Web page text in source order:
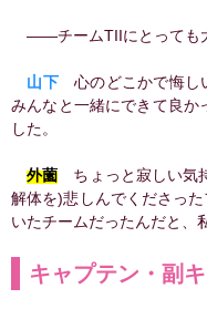
――チームTIIにとっても
山下心のどこかで悔し
みんなと一緒にできて良か
した。
外薗 ちょっと寂しい気
解体を)悲しんでくださっ
いたチームだったんだと、
キャプテン・副